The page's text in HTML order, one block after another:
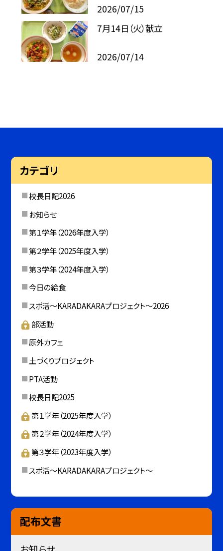
2026/07/15
7月14日（火）献立
2026/07/14
カテゴリ
校長日記2026
お知らせ
第１学年（2026年度入学）
第２学年（2025年度入学）
第３学年（2024年度入学）
今日の給食
スポ活～KARADAKARAプロジェクト～2026
部活動
原外カフェ
土づくりプロジェクト
PTA活動
校長日記2025
第１学年（2025年度入学）
第２学年（2024年度入学）
第３学年（2023年度入学）
スポ活～KARADAKARAプロジェクト～
配布文書